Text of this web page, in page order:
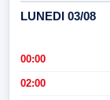
LUNEDI 03/08
00:00
02:00